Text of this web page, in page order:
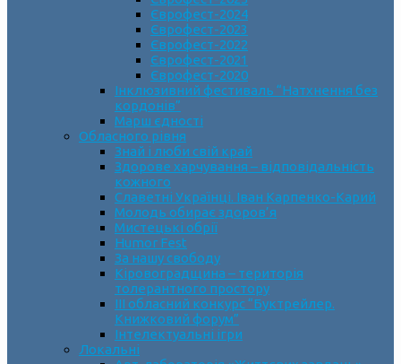
Єврофест-2024
Єврофест-2023
Єврофест-2022
Єврофест-2021
Єврофест-2020
Інклюзивний фестиваль “Натхнення без
кордонів”
Марш єдності
Обласного рівня
Знай і люби свій край
Здорове харчування – відповідальність
кожного
Славетні Українці. Іван Карпенко-Карий
Молодь обирає здоров’я
Мистецькі обрії
Humor Fest
За нашу свободу
Кіровоградщина – територія
толерантного простору
ІII обласний конкурс “Буктрейлер.
Книжковий форум”
Інтелектуальні ігри
Локальні